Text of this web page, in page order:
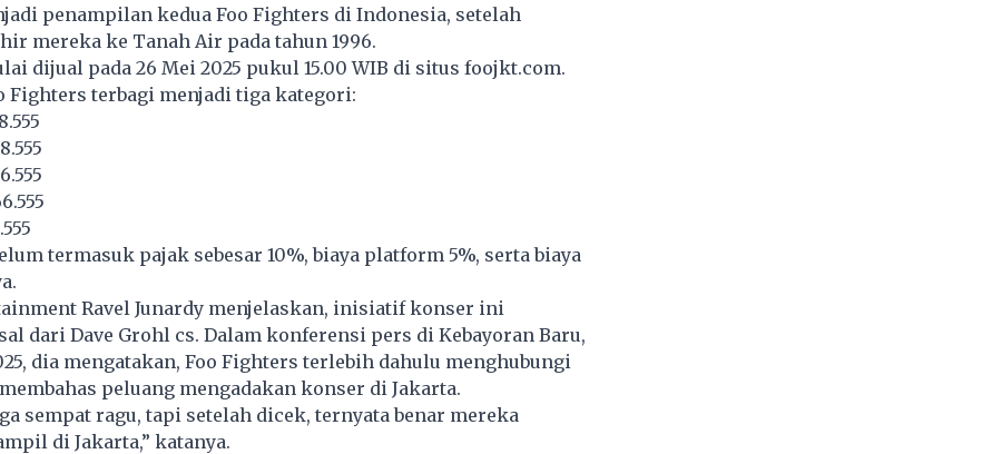
penampilan kedua Foo Fighters di Indonesia, setelah
mereka ke Tanah Air pada tahun 1996.
dijual pada 26 Mei 2025 pukul 15.00 WIB di situs foojkt.com.
Fighters terbagi menjadi tiga kategori:
termasuk pajak sebesar 10%, biaya platform 5%, serta biaya
Ravel Junardy menjelaskan, inisiatif konser ini
dari Dave Grohl cs. Dalam konferensi pers di Kebayoran Baru,
dia mengatakan, Foo Fighters terlebih dahulu menghubungi
peluang mengadakan konser di Jakarta.
sempat ragu, tapi setelah dicek, ternyata benar mereka
di Jakarta,” katanya.